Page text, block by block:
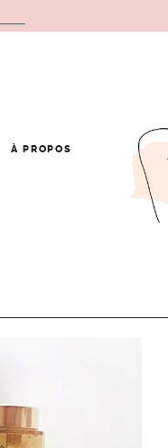
À PROPOS